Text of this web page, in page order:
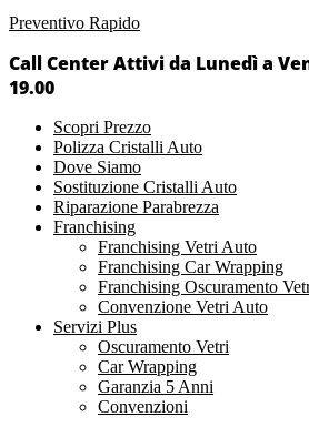
Preventivo Rapido
Call Center Attivi da Lunedì a
19.00
Scopri Prezzo
Polizza Cristalli Auto
Dove Siamo
Sostituzione Cristalli Auto
Riparazione Parabrezza
Franchising
Franchising Vetri Auto
Franchising Car Wrapping
Franchising Oscuramento
Convenzione Vetri Auto
Servizi Plus
Oscuramento Vetri
Car Wrapping
Garanzia 5 Anni
Convenzioni